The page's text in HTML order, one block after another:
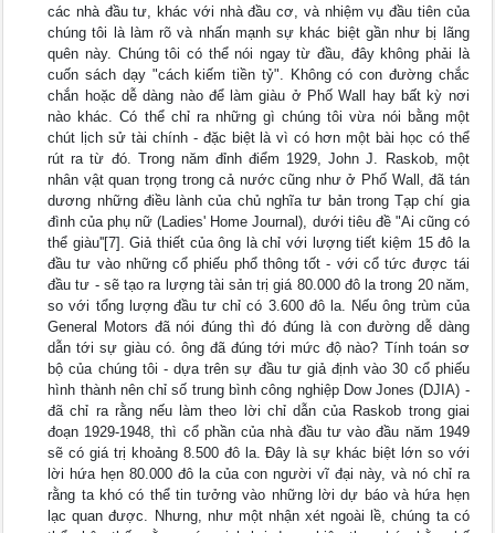
các nhà đầu tư, khác với nhà đầu cơ, và nhiệm vụ đầu tiên của
chúng tôi là làm rõ và nhấn mạnh sự khác biệt gần như bị lãng
quên này. Chúng tôi có thể nói ngay từ đầu, đây không phải là
cuốn sách dạy "cách kiếm tiền tỷ". Không có con đường chắc
chắn hoặc dễ dàng nào để làm giàu ở Phố Wall hay bất kỳ nơi
nào khác. Có thể chỉ ra những gì chúng tôi vừa nói bằng một
chút lịch sử tài chính - đặc biệt là vì có hơn một bài học có thể
rút ra từ đó. Trong năm đỉnh điểm 1929, John J. Raskob, một
nhân vật quan trọng trong cả nước cũng như ở Phố Wall, đã tán
dương những điều lành của chủ nghĩa tư bản trong Tạp chí gia
đình của phụ nữ (Ladies' Home Journal), dưới tiêu đề "Ai cũng có
thể giàu''[7]. Giả thiết của ông là chỉ với lượng tiết kiệm 15 đô la
đầu tư vào những cổ phiếu phổ thông tốt - với cổ tức được tái
đầu tư - sẽ tạo ra lượng tài sản trị giá 80.000 đô la trong 20 năm,
so với tổng lượng đầu tư chỉ có 3.600 đô la. Nếu ông trùm của
General Motors đã nói đúng thì đó đúng là con đường dễ dàng
dẫn tới sự giàu có. ông đã đúng tới mức độ nào? Tính toán sơ
bộ của chúng tôi - dựa trên sự đầu tư giả định vào 30 cổ phiếu
hình thành nên chỉ số trung bình công nghiệp Dow Jones (DJIA) -
đã chỉ ra rằng nếu làm theo lời chỉ dẫn của Raskob trong giai
đoạn 1929-1948, thì cổ phần của nhà đầu tư vào đầu năm 1949
sẽ có giá trị khoảng 8.500 đô la. Đây là sự khác biệt lớn so với
lời hứa hẹn 80.000 đô la của con người vĩ đại này, và nó chỉ ra
rằng ta khó có thể tin tưởng vào những lời dự báo và hứa hẹn
lạc quan được. Nhưng, như một nhận xét ngoài lề, chúng ta có